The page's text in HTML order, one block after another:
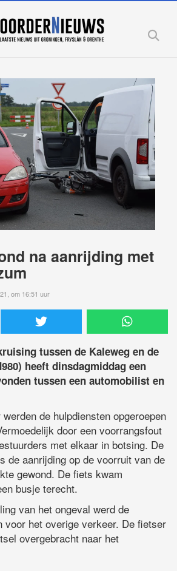
na aanrijding met
om 16:51 uur
tussen de Kaleweg en de
heeft dinsdagmiddag een
tussen een automobilist en
de hulpdiensten opgeroepen
door een voorrangsfout
met elkaar in botsing. De
de aanrijding op de voorruit van de
gewond. De fiets kwam
busje terecht.
van het ongeval werd de
voor het overige verkeer. De fietser
overgebracht naar het